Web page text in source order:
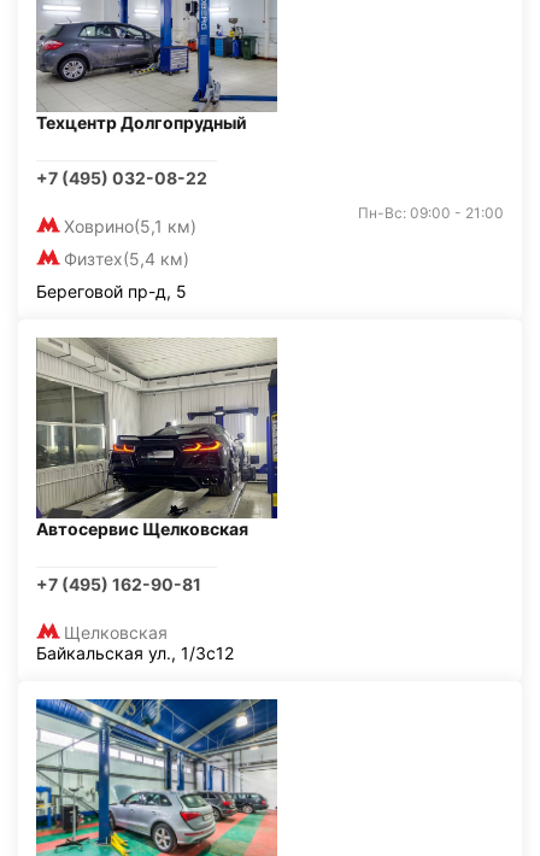
Техцентр Долгопрудный
+7 (495) 032-08-22
Ховрино(5,1 км)
Физтех(5,4 км)
Пн-Вс: 09:00 - 21:00
Береговой пр-д, 5
Автосервис Щелковская
+7 (495) 162-90-81
Щелковская
Байкальская ул., 1/3с12